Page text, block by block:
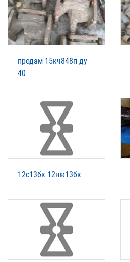
продам 15кч848п ду
40
12с13бк 12нж13бк